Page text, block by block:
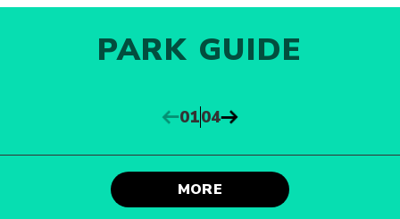
PARK GUIDE
NIGIWAI AREA
0104
MORE